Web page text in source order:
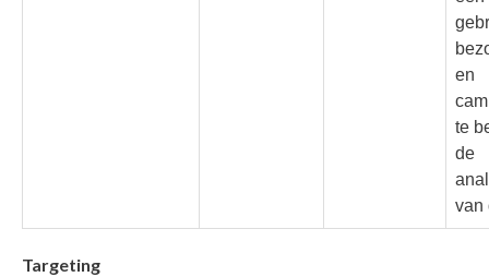
en
te
de
van
Targeting